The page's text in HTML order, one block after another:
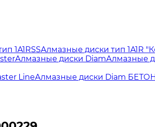
1A1RSSАлмазные диски тип 1A1R
Алмазные диски DiamАлмазные
LineАлмазные диски Diam